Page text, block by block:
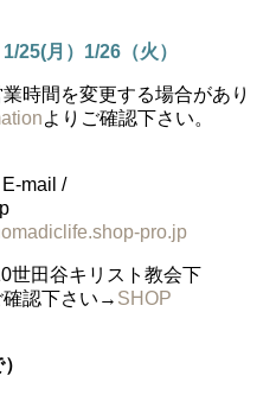
1/25(月）1/26（火）
時間を変更する場合があり
よりご確認下さい。
mail /
pro.jp
世田谷キリスト教会下
確認下さい→ SHOP